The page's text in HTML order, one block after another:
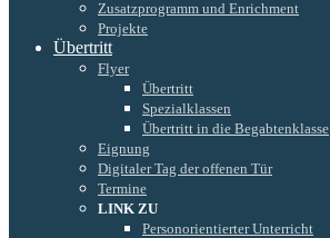
Zusatzprogramm und Enrichment
Projekte
Übertritt
Flyer
Übertritt
Spezialklassen
Übertritt in die Begabtenklasse
Eignung
Digitaler Tag der offenen Tür
Termine
LINK ZU
Personorientierter Unterricht